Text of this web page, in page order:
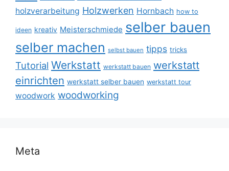
holzverarbeitung Holzwerken Hornbach how to
ideen kreativ Meisterschmiede selber bauen
selber machen selbst bauen tipps tricks
Tutorial Werkstatt werkstatt bauen werkstatt
einrichten werkstatt selber bauen werkstatt tour
woodwork woodworking
Meta